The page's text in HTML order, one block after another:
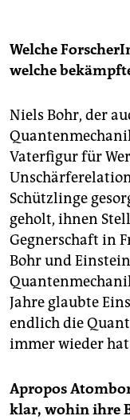
Welche
welche
Niels Bohr, der
Vaterfigur für
Schützlinge
geholt, ihnen
Gegnerschaft in
Bohr und
Jahre glaubte
endlich die
immer wieder
Apropos
klar, wohin ihre